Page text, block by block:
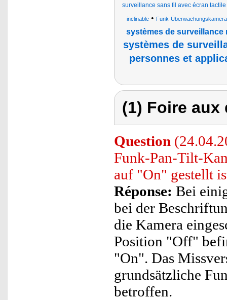
surveillance sans fil avec écran
inclinable• Funk-
systèmes de surveillance
systèmes de
personnes et
(1) Foire
Question
Funk-Pan-Tilt-
auf "On" gestellt
Réponse: Bei
bei der
die Kamera
Position "Off"
"On". Das
grundsätzliche
betroffen.